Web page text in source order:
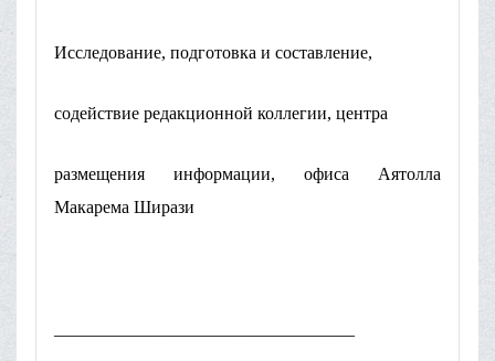
Исследование, подготовка и составление,
содействие редакционной коллегии, центра
размещения информации, офиса Аятолла
Макарема Ширази